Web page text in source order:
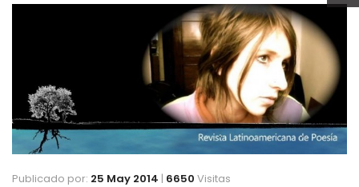
Publicado por: 25 May 2014 | 6650 Visitas